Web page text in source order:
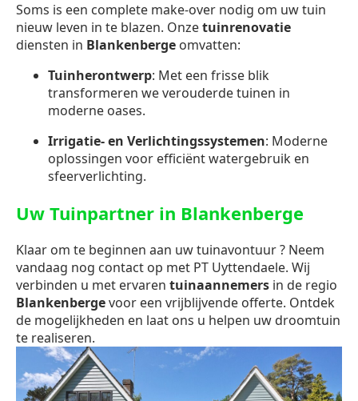
Soms is een complete make-over nodig om uw tuin
nieuw leven in te blazen. Onzetuinrenovatie
diensten in Blankenberge omvatten:
Tuinherontwerp: Met een frisse blik
transformeren we verouderde tuinen in
moderne oases.
Irrigatie- en Verlichtingssystemen: Moderne
oplossingen voor efficiënt watergebruik en
sfeerverlichting.
Uw Tuinpartner in Blankenberge
Klaar om te beginnen aan uw tuinavontuur ? Neem
vandaag nog contact op met PT Uyttendaele. Wij
verbinden u met ervaren tuinaannemers in de regio
Blankenbergevoor een vrijblijvende offerte. Ontdek
de mogelijkheden en laat ons u helpen uw droomtuin
te realiseren.